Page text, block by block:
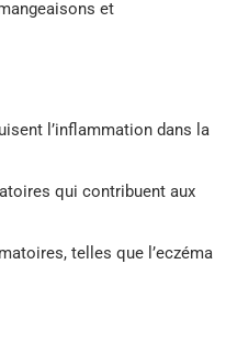
et
l’inflammation dans la
qui contribuent aux
telles que l’eczéma